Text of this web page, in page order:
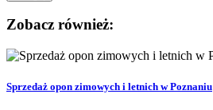
Zobacz również:
Sprzedaż opon zimowych i letnich w Poznaniu